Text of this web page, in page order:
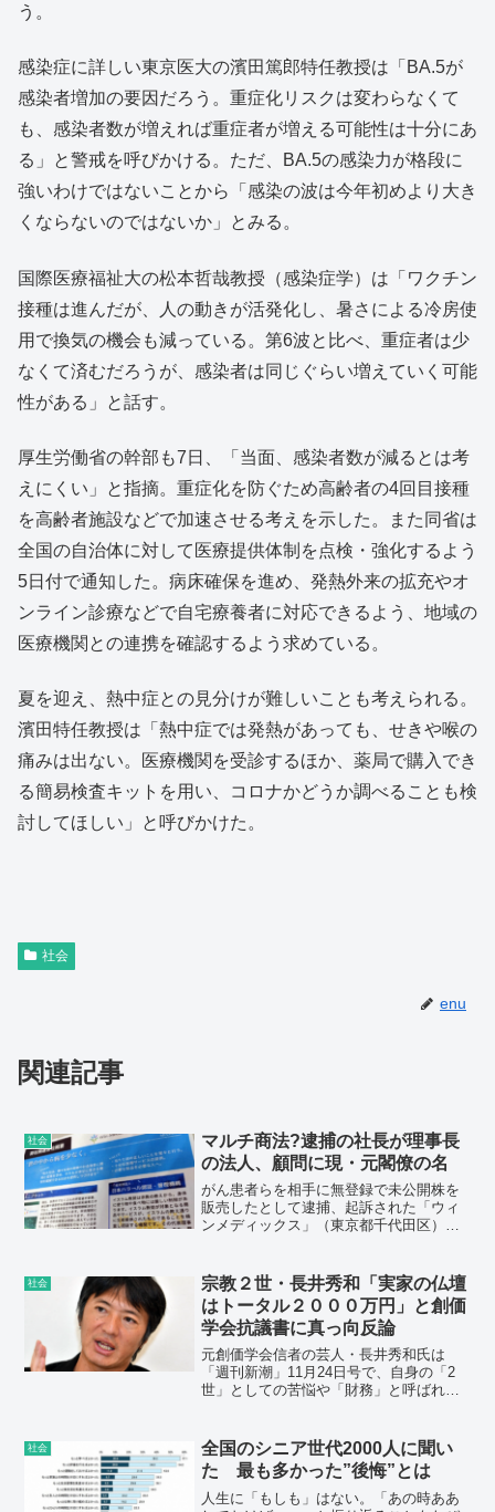
う。
感染症に詳しい東京医大の濱田篤郎特任教授は「BA.5が
感染者増加の要因だろう。重症化リスクは変わらなくて
も、感染者数が増えれば重症者が増える可能性は十分にあ
る」と警戒を呼びかける。ただ、BA.5の感染力が格段に
強いわけではないことから「感染の波は今年初めより大き
くならないのではないか」とみる。
国際医療福祉大の松本哲哉教授（感染症学）は「ワクチン
接種は進んだが、人の動きが活発化し、暑さによる冷房使
用で換気の機会も減っている。第6波と比べ、重症者は少
なくて済むだろうが、感染者は同じぐらい増えていく可能
性がある」と話す。
厚生労働省の幹部も7日、「当面、感染者数が減るとは考
えにくい」と指摘。重症化を防ぐため高齢者の4回目接種
を高齢者施設などで加速させる考えを示した。また同省は
全国の自治体に対して医療提供体制を点検・強化するよう
5日付で通知した。病床確保を進め、発熱外来の拡充やオ
ンライン診療などで自宅療養者に対応できるよう、地域の
医療機関との連携を確認するよう求めている。
夏を迎え、熱中症との見分けが難しいことも考えられる。
濱田特任教授は「熱中症では発熱があっても、せきや喉の
痛みは出ない。医療機関を受診するほか、薬局で購入でき
る簡易検査キットを用い、コロナかどうか調べることも検
討してほしい」と呼びかけた。
社会
enu
関連記事
社会
マルチ商法?逮捕の社長が理事長
の法人、顧問に現・元閣僚の名
がん患者らを相手に無登録で未公開株を
販売したとして逮捕、起訴された「ウィ
ンメディックス」（東京都千代田区）社
の有力政治家を役員として紹介していた
ことが判明した。
社会
宗教２世・長井秀和「実家の仏壇
はトータル２０００万円」と創価
学会抗議書に真っ向反論
元創価学会信者の芸人・長井秀和氏は
「週刊新潮」11月24日号で、自身の「2
世」としての苦悩や「財務」と呼ばれる
から新潮社社長と長井氏に対し、抗議書
が届いたのだ。
社会
全国のシニア世代2000人に聞い
た 最も多かった”後悔”とは
人生に「もしも」はない。「あの時ああ